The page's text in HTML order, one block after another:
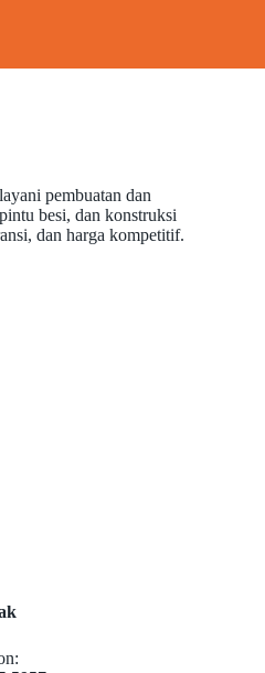
pembuatan dan
besi, dan konstruksi
dan harga kompetitif.